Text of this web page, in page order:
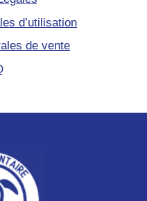
d’utilisation
de vente